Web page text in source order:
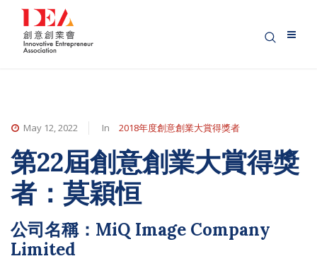
May 12, 2022 In 2018年度創意創業大賞得獎者
第22屆創意創業大賞得獎
者：莫穎恒
公司名稱：MiQ Image Company
Limited